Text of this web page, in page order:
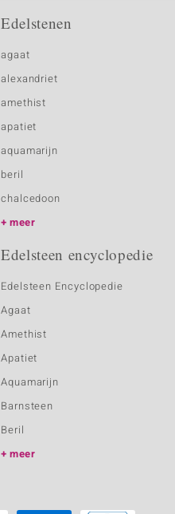
Edelstenen
agaat
alexandriet
amethist
apatiet
aquamarijn
beril
chalcedoon
meer
Edelsteen encyclopedie
Edelsteen Encyclopedie
Agaat
Amethist
Apatiet
Aquamarijn
Barnsteen
Beril
meer